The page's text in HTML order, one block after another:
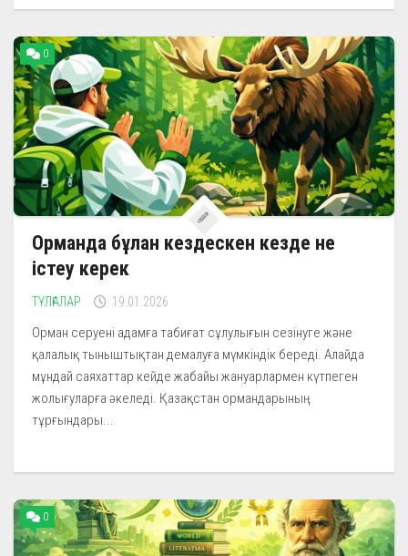
0
Орманда бұлан кездескен кезде не
істеу керек
ТҰЛҒАЛАР 19.01.2026
Орман серуені адамға табиғат сұлулығын сезінуге және
қалалық тыныштықтан демалуға мүмкіндік береді. Алайда
мұндай саяхаттар кейде жабайы жануарлармен күтпеген
жолығуларға әкеледі. Қазақстан ормандарының
тұрғындары...
0